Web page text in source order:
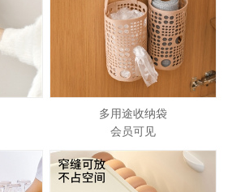
多用途收纳袋
会员可见